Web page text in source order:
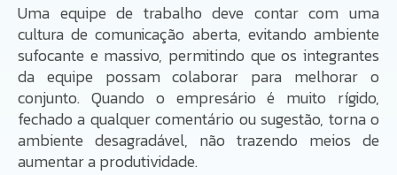
Uma equipe de trabalho deve contar com uma
cultura de comunicação aberta, evitando ambiente
sufocante e massivo, permitindo que os integrantes
da equipe possam colaborar para melhorar o
conjunto. Quando o empresário é muito rígido,
fechado a qualquer comentário ou sugestão, torna o
ambiente desagradável, não trazendo meios de
aumentar a produtividade.